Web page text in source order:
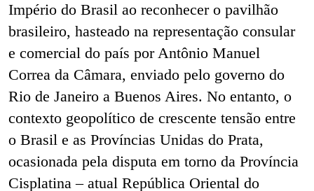
Império do Brasil ao reconhecer o pavilhão
brasileiro, hasteado na representação consular
e comercial do país por Antônio Manuel
Correa da Câmara, enviado pelo governo do
Rio de Janeiro a Buenos Aires. No entanto, o
contexto geopolítico de crescente tensão entre
o Brasil e as Províncias Unidas do Prata,
ocasionada pela disputa em torno da Província
Cisplatina – atual República Oriental do